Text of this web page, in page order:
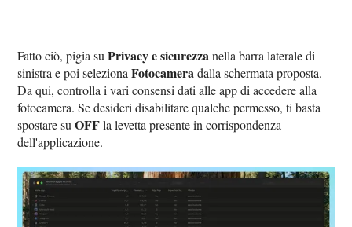
Fatto ciò, pigia suPrivacy e sicurezzanella barra laterale di
sinistra e poi selezionaFotocameradalla schermata proposta.
Da qui, controlla i vari consensi dati alle app di accedere alla
fotocamera. Se desideri disabilitare qualche permesso, ti basta
spostare suOFFla levetta presente in corrispondenza
dell'applicazione.